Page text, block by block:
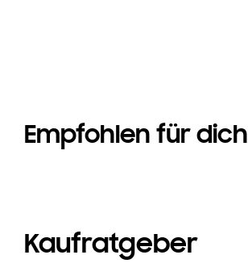
Empfohlen für dich
Kaufratgeber